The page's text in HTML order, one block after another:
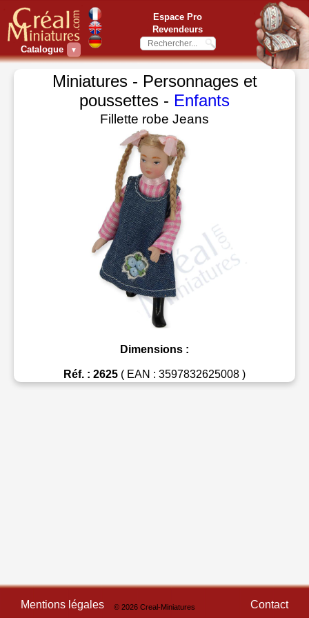
Catalogue ▼
Espace Pro
Revendeurs
Miniatures - Personnages et
poussettes - Enfants
Fillette robe Jeans
Dimensions :
Réf. : 2625 ( EAN : 3597832625008 )
Mentions légales © 2026 Creal-Miniatures Contact